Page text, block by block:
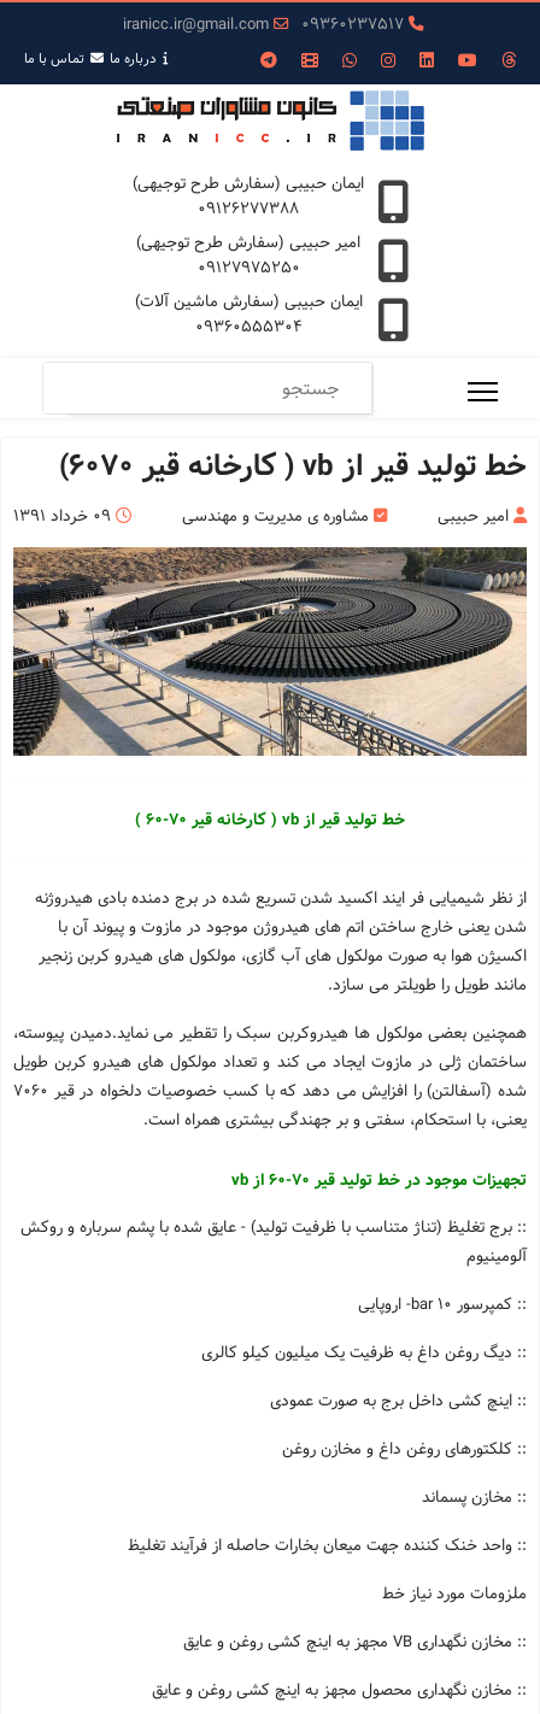
09360237517
iranicc.ir@gmail.com
درباره ما تمـاس با ما
ایمان حبیبی (سفارش طرح توجیهی)
09126277388
امیر حبیبی (سفارش طرح توجیهی)
09127975250
ایمان حبیبی (سفارش ماشین آلات)
09360555304
خط تولید قیر از vb ( کارخانه قیر 6070)
امیر حبیبی مشاوره ی مدیریت و مهندسی 09 خرداد 1391
خط تولید قیر ازvb ( کارخانه قیر 70-60 )
از نظر شیمیایی فر ایند اکسید شدن تسریع شده در برج دمنده بادی هیدروژنه
شدن یعنی خارج ساختن اتم های هیدروژن موجود در مازوت و پیوند آن با
اکسیژن هوا به صورت مولکول های آب گازی، مولکول های هیدرو کربن زنجیر
مانند طویل را طویلتر می سازد.
همچنین بعضی مولکول ها هیدروکربن سبک را تقطیر می نماید.دمیدن پیوسته،
ساختمان ژلی در مازوت ایجاد می کند و تعداد مولکول های هیدرو کربن طویل
شده (آسفالتن) را افزایش می دهد که با کسب خصوصیات دلخواه در قیر 7060
یعنی، با استحکام، سفتی و بر جهندگی بیشتری همراه است.
تجهیزات موجود در خط تولید قیر 70-60 از
vb
:: برج تغلیظ (تناژ متناسب با ظرفیت تولید) - عایق شده با پشم سرباره و روکش
آلومینیوم
:: کمپرسور bar 10- اروپایی
:: دیگ روغن داغ به ظرفیت یک میلیون کیلو کالری
:: اینچ کشی داخل برج به صورت عمودی
:: کلکتورهای روغن داغ و مخازن روغن
:: مخازن پسماند
:: واحد خنک کننده جهت میعان بخارات حاصله از فرآیند تغلیظ
ملزومات مورد نیاز خط
:: مخازن نگهداریVB مجهز به اینچ کشی روغن و عایق
:: مخازن نگهداری محصول مجهز به اینچ کشی روغن و عایق